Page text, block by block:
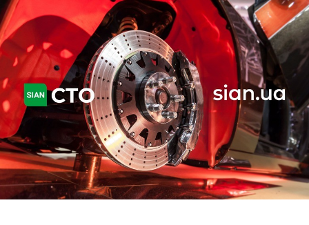
Ходовая часть Сцепление
ГРМ Шиномонтаж
Запчасти Двигатель
Тормозная система Замена Ремней